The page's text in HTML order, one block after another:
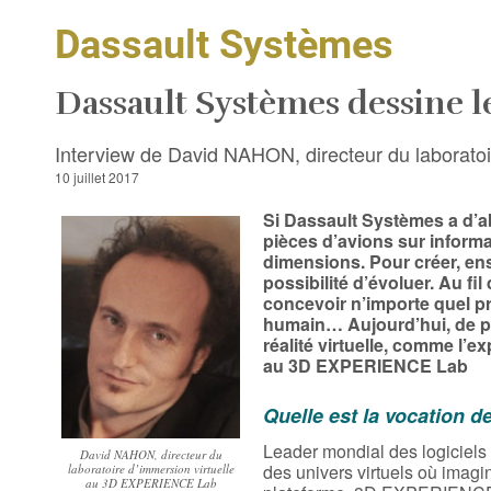
Dassault Systèmes
Dassault Systèmes dessine
Interview de David NAHON, directeur du
10 juillet 2017
David NAHON, directeur du
laboratoire d’immersion virtuelle
au 3D EXPERIENCE Lab
Si Dassault Systèmes a
pièces d’avions sur
dimensions. Pour créer,
possibilité d’évoluer. Au fil
concevoir n’importe quel
humain… Aujourd’hui, de
réalité virtuelle, comme
au 3D EXPERIENCE Lab
Quelle est la vocation
Leader mondial des
des univers virtuels où